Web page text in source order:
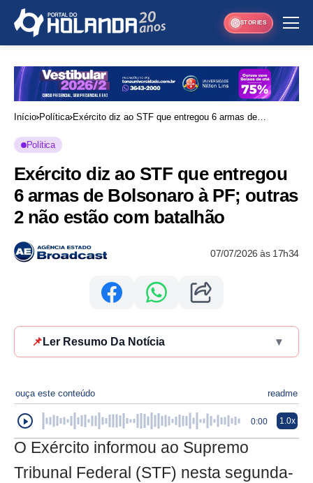
STORIES
Início Política Exército diz ao STF que entregou 6 armas de
Política
Exército diz ao STF que entregou
6 armas de Bolsonaro à PF; outras
2 não estão com batalhão
07/07/2026 às 17h34
📌 Ler Resumo Da Notícia ▾
ouça este conteúdo readme
0:00 1.0x
O Exército informou ao Supremo
Tribunal Federal (STF) nesta segunda-